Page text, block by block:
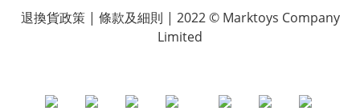
退換貨政策 | 條款及細則 | 2022 © Marktoys Company
Limited